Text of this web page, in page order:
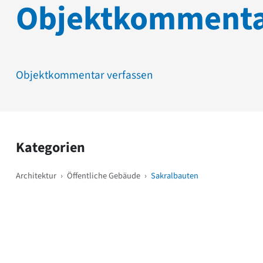
Objektkommentar verfassen
Kategorien
Architektur › Öffentliche Gebäude › Sakralbauten